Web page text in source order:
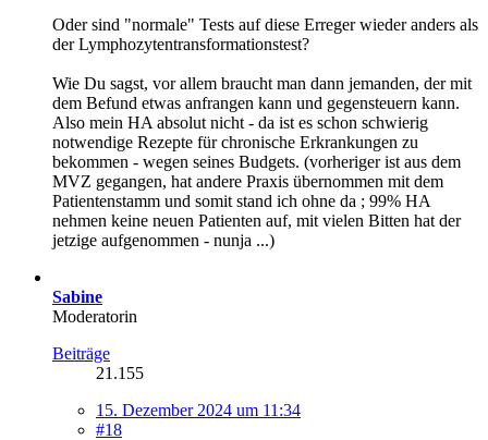
Oder sind "normale" Tests auf diese Erreger wieder anders als
der Lymphozytentransformationstest?
Wie Du sagst, vor allem braucht man dann jemanden, der mit
dem Befund etwas anfrangen kann und gegensteuern kann.
Also mein HA absolut nicht - da ist es schon schwierig
notwendige Rezepte für chronische Erkrankungen zu
bekommen - wegen seines Budgets. (vorheriger ist aus dem
MVZ gegangen, hat andere Praxis übernommen mit dem
Patientenstamm und somit stand ich ohne da ; 99% HA
nehmen keine neuen Patienten auf, mit vielen Bitten hat der
jetzige aufgenommen - nunja ...)
Sabine
Moderatorin
Beiträge
21.155
15. Dezember 2024 um 11:34
#18